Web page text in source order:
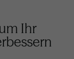
Ihr